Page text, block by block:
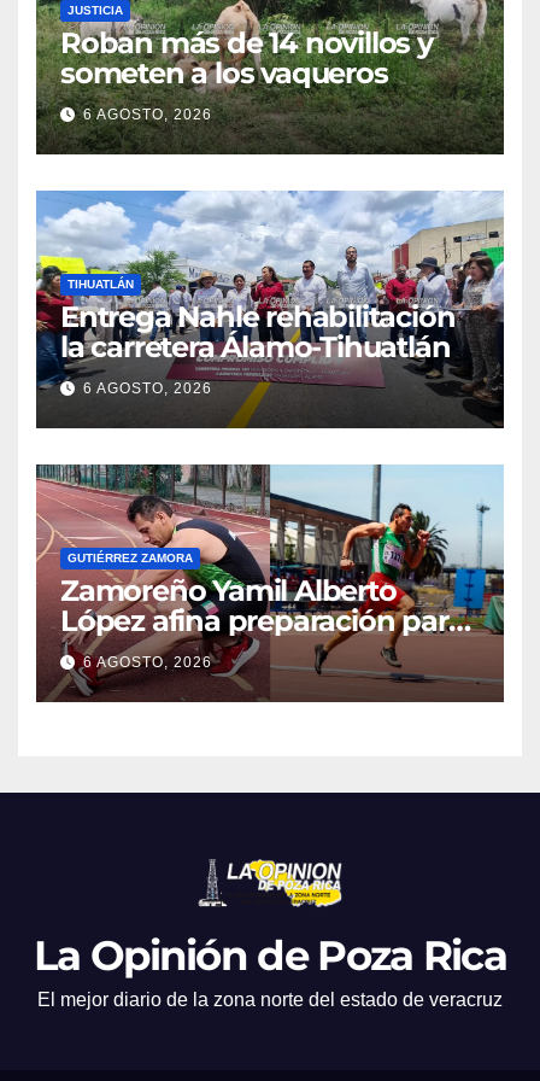
JUSTICIA
Roban más de 14 novillos y
someten a los vaqueros
6 AGOSTO, 2026
TIHUATLÁN
Entrega Nahle rehabilitación
la carretera Álamo-Tihuatlán
6 AGOSTO, 2026
GUTIÉRREZ ZAMORA
Zamoreño Yamil Alberto
López afina preparación para
participar en el Mundial
Máster de Atletismo en Corea
del Sur
6 AGOSTO, 2026
La Opinión de Poza Rica
El mejor diario de la zona norte del estado de veracruz